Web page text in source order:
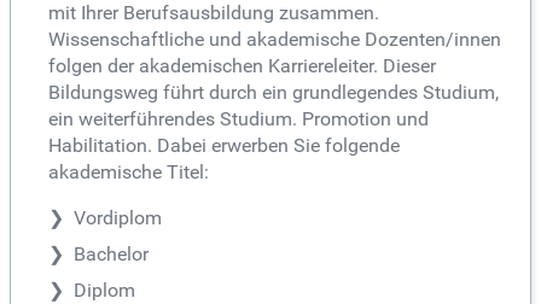
mit Ihrer Berufsausbildung zusammen.
Wissenschaftliche und akademische Dozenten/innen
folgen der akademischen Karriereleiter. Dieser
Bildungsweg führt durch ein grundlegendes Studium,
ein weiterführendes Studium. Promotion und
Habilitation. Dabei erwerben Sie folgende
akademische Titel:
Vordiplom
Bachelor
Diplom